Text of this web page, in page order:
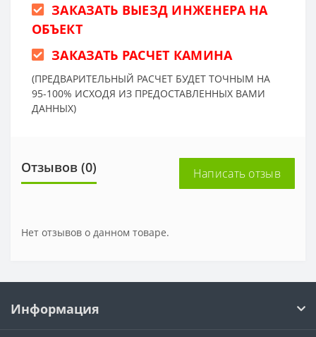
ЗАКАЗАТЬ ВЫЕЗД ИНЖЕНЕРА НА
ОБЪЕКТ
ЗАКАЗАТЬ РАСЧЕТ КАМИНА
(ПРЕДВАРИТЕЛЬНЫЙ РАСЧЕТ БУДЕТ ТОЧНЫМ НА
95-100% ИСХОДЯ ИЗ ПРЕДОСТАВЛЕННЫХ ВАМИ
ДАННЫХ)
Отзывов (0) Написать отзыв
Нет отзывов о данном товаре.
Информация